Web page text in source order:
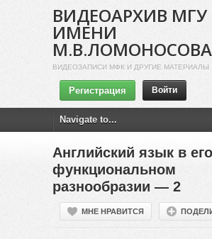
ВИДЕОАРХИВ МГУ
ИМЕНИ
М.В.ЛОМОНОСОВА
ВИДЕОЗАПИСИ МФК И ДРУГИЕ МАТЕРИАЛЫ
Регистрация Войти
Английский язык в его
функциональном
разнообразии — 2
МНЕ НРАВИТСЯ